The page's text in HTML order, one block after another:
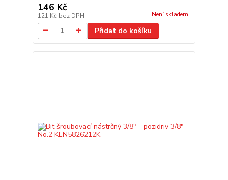
146 Kč
121 Kč bez DPH Není skladem
Přidat do košíku